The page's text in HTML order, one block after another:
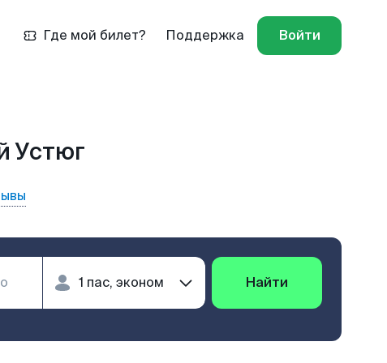
Где мой билет? Поддержка Войти
Устюг
Найти